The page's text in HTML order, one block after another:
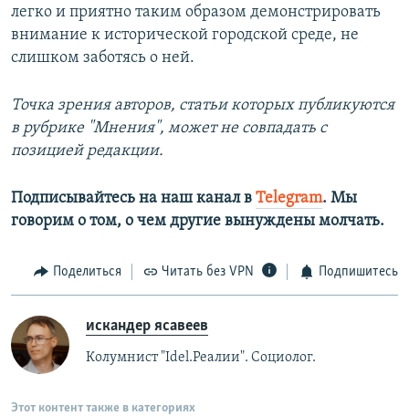
легко и приятно таким образом демонстрировать
внимание к исторической городской среде, не
слишком заботясь о ней.
Точка зрения авторов, статьи которых публикуются
в рубрике "Мнения", может не совпадать с
позицией редакции.
Подписывайтесь на наш канал в Telegram. Мы
говорим о том, о чем другие вынуждены молчать.​
Поделиться Читать без VPN Подпишитесь
искандер ясавеев
Колумнист "Idel.Реалии". Социолог.
Этот контент также в категориях